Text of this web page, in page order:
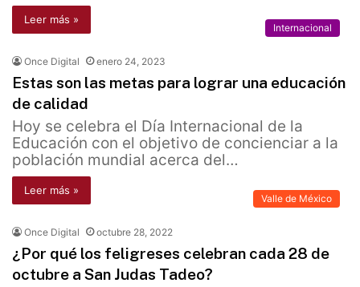
Leer más »
Internacional
Once Digital enero 24, 2023
Estas son las metas para lograr una educación
de calidad
Hoy se celebra el Día Internacional de la
Educación con el objetivo de concienciar a la
población mundial acerca del…
Leer más »
Valle de México
Once Digital octubre 28, 2022
¿Por qué los feligreses celebran cada 28 de
octubre a San Judas Tadeo?